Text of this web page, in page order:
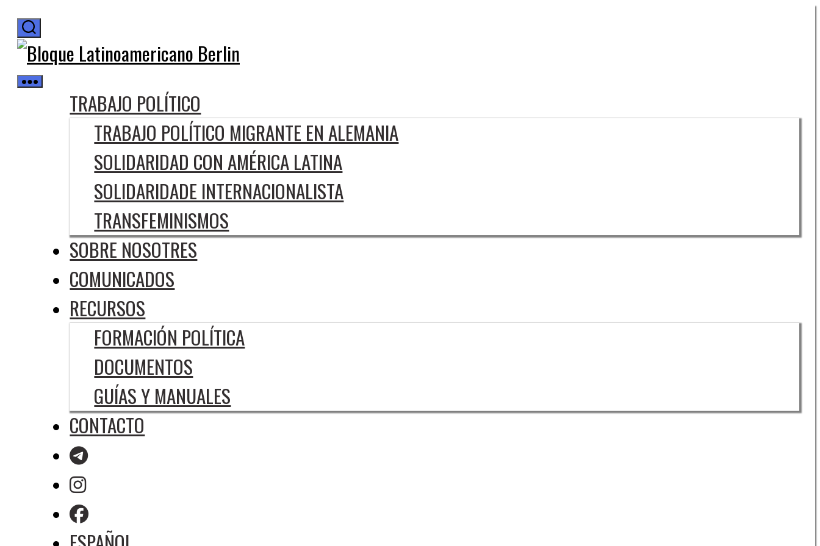
Saltar
contenido
Latinoamericano
TRABAJO POLÍTICO
TRABAJO POLÍTICO MIGRANTE EN ALEMANIA
SOLIDARIDAD CON AMÉRICA LATINA
SOLIDARIDADE INTERNACIONALISTA
TRANSFEMINISMOS
SOBRE NOSOTRES
COMUNICADOS
RECURSOS
FORMACIÓN POLÍTICA
DOCUMENTOS
GUÍAS Y MANUALES
CONTACTO